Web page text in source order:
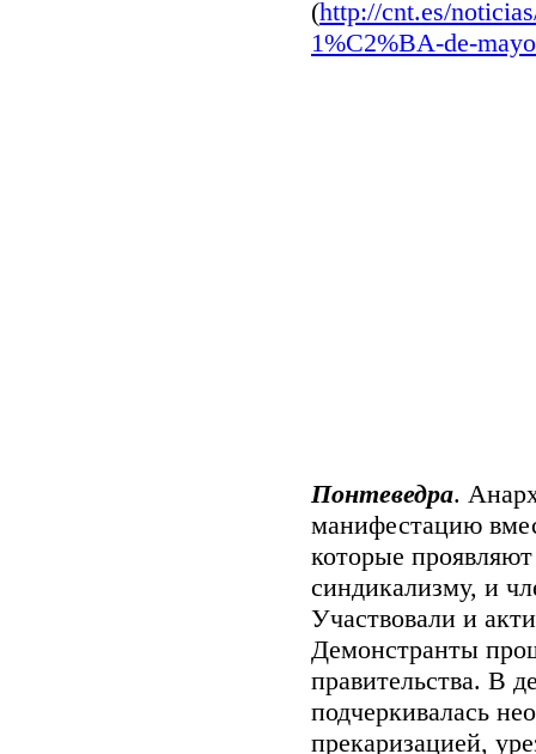
(http://cnt.es/
1%C2%BA-de-
Понтеведра.
манифестацию
которые
синдикализму, и
Участвовали и
Демонстранты
правительства. В
подчеркивалась
прекаризацией,